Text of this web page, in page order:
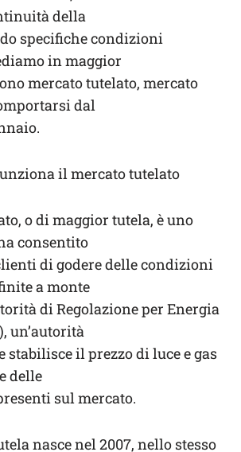
della
specifiche condizioni
in maggior
mercato tutelato, mercato
dal
funziona il mercato tutelato
o di maggior tutela, è uno
consentito
di godere delle condizioni
a monte
di Regolazione per Energia
un’autorità
stabilisce il prezzo di luce e gas
delle
sul mercato.
nasce nel 2007, nello stesso